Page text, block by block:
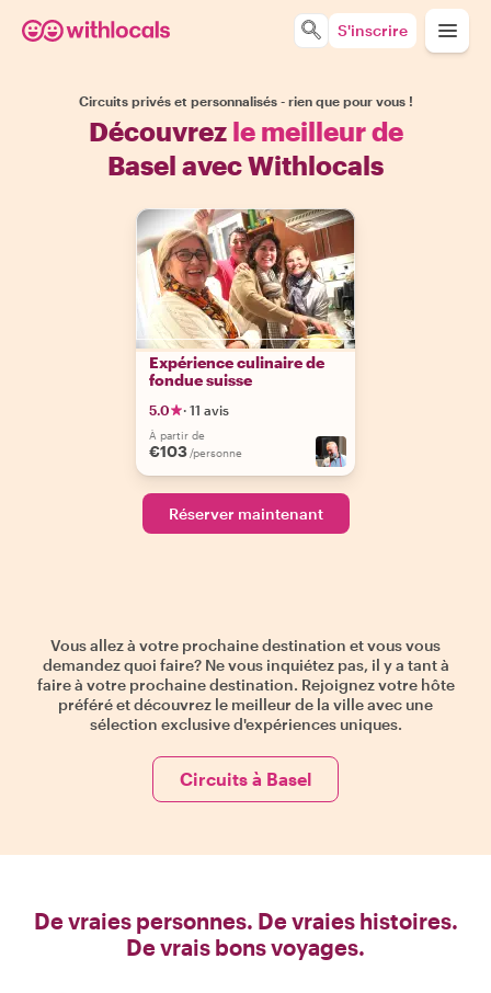
S'inscrire
Circuits privés et personnalisés - rien que pour vous !
Découvrez le meilleur de
Basel avec Withlocals
Expérience culinaire de
fondue suisse
5.0 · 11 avis
À partir de
€103 /personne
Réserver maintenant
Vous allez à votre prochaine destination et vous vous
demandez quoi faire? Ne vous inquiétez pas, il y a tant à
faire à votre prochaine destination. Rejoignez votre hôte
préféré et découvrez le meilleur de la ville avec une
sélection exclusive d'expériences uniques.
Circuits à Basel
De vraies personnes. De vraies histoires.
De vrais bons voyages.